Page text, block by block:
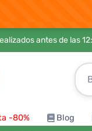
antes de las
-80% Blog